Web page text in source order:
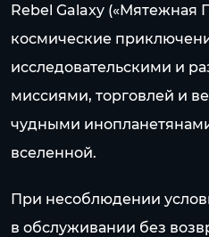
Rebel Galaxy («Мятежная
космические
исследовательскими и
миссиями, торговлей и
чудными
вселенной.
При несоблюдении
в обслуживании без